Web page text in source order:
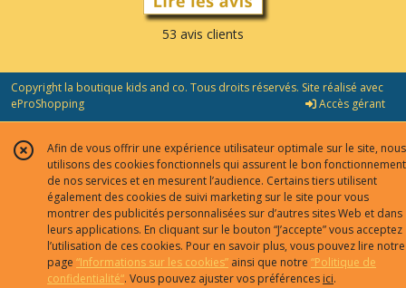
53 avis clients
Copyright la boutique kids and co. Tous droits réservés. Site réalisé avec
eProShopping
Accès gérant
Afin de vous offrir une expérience utilisateur optimale sur le site, nous
utilisons des cookies fonctionnels qui assurent le bon fonctionnement
de nos services et en mesurent l’audience. Certains tiers utilisent
également des cookies de suivi marketing sur le site pour vous
montrer des publicités personnalisées sur d’autres sites Web et dans
leurs applications. En cliquant sur le bouton “J’accepte” vous acceptez
l’utilisation de ces cookies. Pour en savoir plus, vous pouvez lire notre
page “Informations sur les cookies” ainsi que notre “Politique de
confidentialité“. Vous pouvez ajuster vos préférences ici.